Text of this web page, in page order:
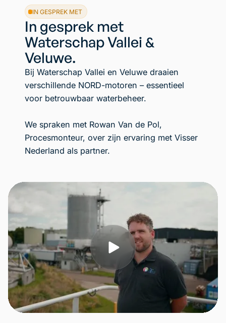
IN GESPREK MET
In gesprek met
Waterschap Vallei &
Veluwe.
Bij Waterschap Vallei en Veluwe draaien
verschillende NORD-motoren – essentieel
voor betrouwbaar waterbeheer.
We spraken met Rowan Van de Pol,
Procesmonteur, over zijn ervaring met Visser
Nederland als partner.